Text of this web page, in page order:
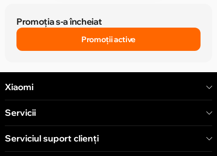
Promoția s-a încheiat
Promoții active
Xiaomi
Servicii
Serviciul suport clienţi